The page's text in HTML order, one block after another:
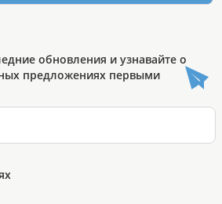
обновления и узнавайте о
предложениях первыми